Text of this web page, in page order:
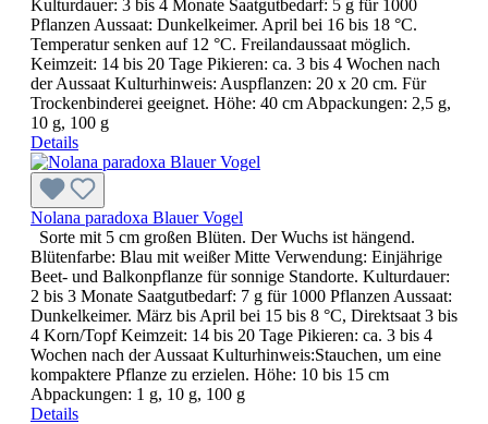
Kulturdauer: 3 bis 4 Monate Saatgutbedarf: 5 g für 1000
Pflanzen Aussaat: Dunkelkeimer. April bei 16 bis 18 °C.
Temperatur senken auf 12 °C. Freilandaussaat möglich.
Keimzeit: 14 bis 20 Tage Pikieren: ca. 3 bis 4 Wochen nach
der Aussaat Kulturhinweis: Auspflanzen: 20 x 20 cm. Für
Trockenbinderei geeignet. Höhe: 40 cm Abpackungen: 2,5 g,
10 g, 100 g
Details
Nolana paradoxa Blauer Vogel
Sorte mit 5 cm großen Blüten. Der Wuchs ist hängend.
Blütenfarbe: Blau mit weißer Mitte Verwendung: Einjährige
Beet- und Balkonpflanze für sonnige Standorte. Kulturdauer:
2 bis 3 Monate Saatgutbedarf: 7 g für 1000 Pflanzen Aussaat:
Dunkelkeimer. März bis April bei 15 bis 8 °C, Direktsaat 3 bis
4 Korn/Topf Keimzeit: 14 bis 20 Tage Pikieren: ca. 3 bis 4
Wochen nach der Aussaat Kulturhinweis:Stauchen, um eine
kompaktere Pflanze zu erzielen. Höhe: 10 bis 15 cm
Abpackungen: 1 g, 10 g, 100 g
Details